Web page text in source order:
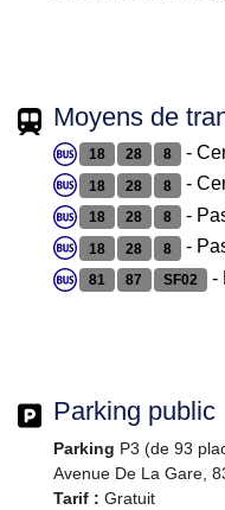
Moyens de
18 28 8 -
18 28 8 -
18 28 8 -
18 28 8 -
81 87 SF02 -
Parking public
Parking P3 (de 93
Avenue De La Gare,
Tarif : Gratuit